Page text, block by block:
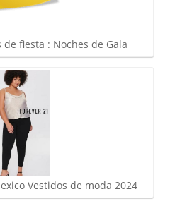
de fiesta : Noches de Gala
Vestidos de moda 2024